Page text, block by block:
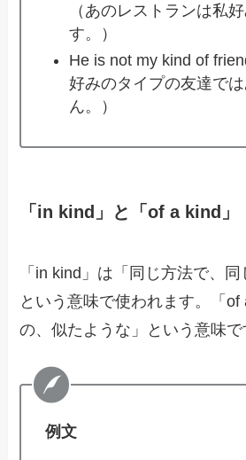
（あのレストランは私
す。）
He is not my kind of
好みのタイプの友達で
ん。）
「in kind」と「of a kind」
「in kind」は「同じ方法で、同
という意味で使われます。「
の、似たような」という意味で
例文